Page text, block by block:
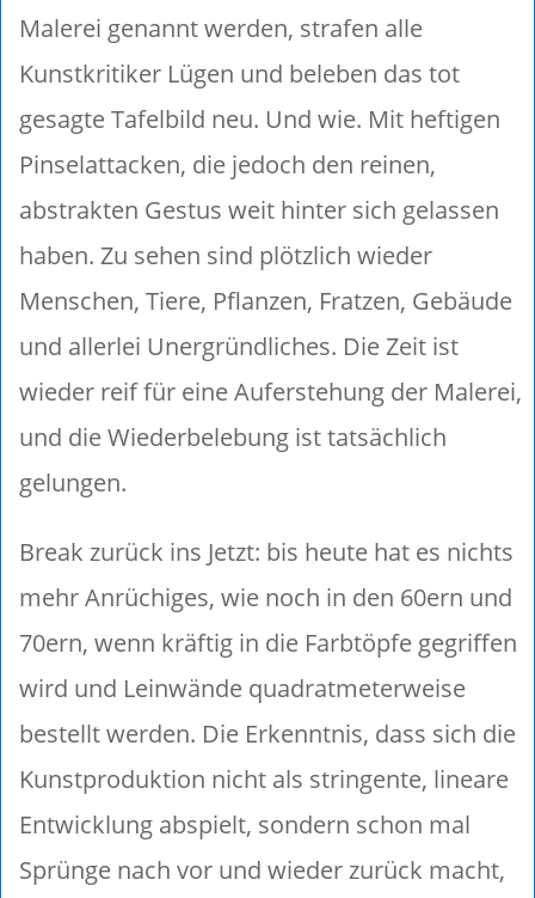
Malerei genannt werden, strafen alle
Kunstkritiker Lügen und beleben das tot
gesagte Tafelbild neu. Und wie. Mit heftigen
Pinselattacken, die jedoch den reinen,
abstrakten Gestus weit hinter sich gelassen
haben. Zu sehen sind plötzlich wieder
Menschen, Tiere, Pflanzen, Fratzen, Gebäude
und allerlei Unergründliches. Die Zeit ist
wieder reif für eine Auferstehung der Malerei,
und die Wiederbelebung ist tatsächlich
gelungen.
Break zurück ins Jetzt: bis heute hat es nichts
mehr Anrüchiges, wie noch in den 60ern und
70ern, wenn kräftig in die Farbtöpfe gegriffen
wird und Leinwände quadratmeterweise
bestellt werden. Die Erkenntnis, dass sich die
Kunstproduktion nicht als stringente, lineare
Entwicklung abspielt, sondern schon mal
Sprünge nach vor und wieder zurück macht,